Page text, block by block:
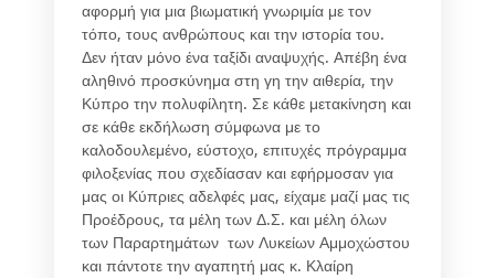
αφορμή για μια βιωματική γνωριμία με τον
τόπο, τους ανθρώπους και την ιστορία του.
Δεν ήταν μόνο ένα ταξίδι αναψυχής. Απέβη ένα
αληθινό προσκύνημα στη γη την αιθερία, την
Κύπρο την πολυφίλητη. Σε κάθε μετακίνηση και
σε κάθε εκδήλωση σύμφωνα με το
καλοδουλεμένο, εύστοχο, επιτυχές πρόγραμμα
φιλοξενίας που σχεδίασαν και εφήρμοσαν για
μας οι Κύπριες αδελφές μας, είχαμε μαζί μας τις
Προέδρους, τα μέλη των Δ.Σ. και μέλη όλων
των Παραρτημάτων των Λυκείων Αμμοχώστου
και πάντοτε την αγαπητή μας κ. Κλαίρη